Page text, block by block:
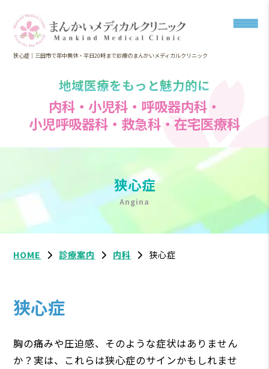
狭心症｜三田市で年中無休・平日20時まで診療のまんかいメディカルクリニック
地域医療をもっと魅力的に
内科・小児科・呼吸器内科・
小児呼吸器科・救急科・在宅医療科
狭心症
Angina
HOME 診療案内 内科 狭心症
狭心症
胸の痛みや圧迫感、そのような症状はありません
か？実は、これらは狭心症のサインかもしれませ